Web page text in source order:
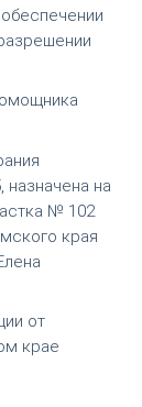
назначена на
№ 102
края
от
крае